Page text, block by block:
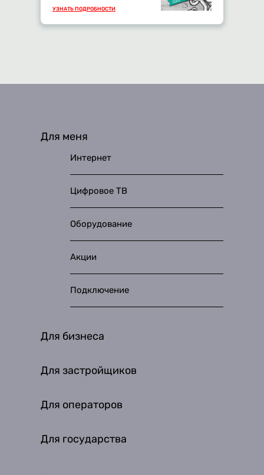
УЗНАТЬ ПОДРОБНОСТИ
Для меня
Интернет
Цифровое ТВ
Оборудование
Акции
Подключение
Для бизнеса
Для застройщиков
Для операторов
Для государства